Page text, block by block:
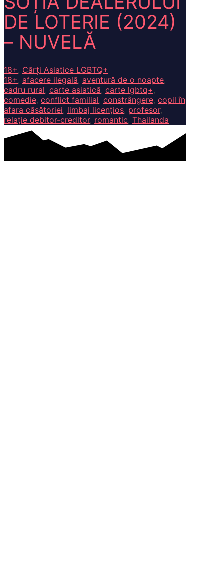
DE LOTERIE (2024)
– NUVELĂ
18+ , Cărți Asiatice LGBTQ+
18+ , afacere ilegală, aventură de o noapte,
cadru rural, carte asiatică, carte lgbtq+ ,
comedie, conflict familial, constrângere, copil în
afara căsătoriei, limbaj licențios, profesor,
relație debitor-creditor, romantic, Thailanda